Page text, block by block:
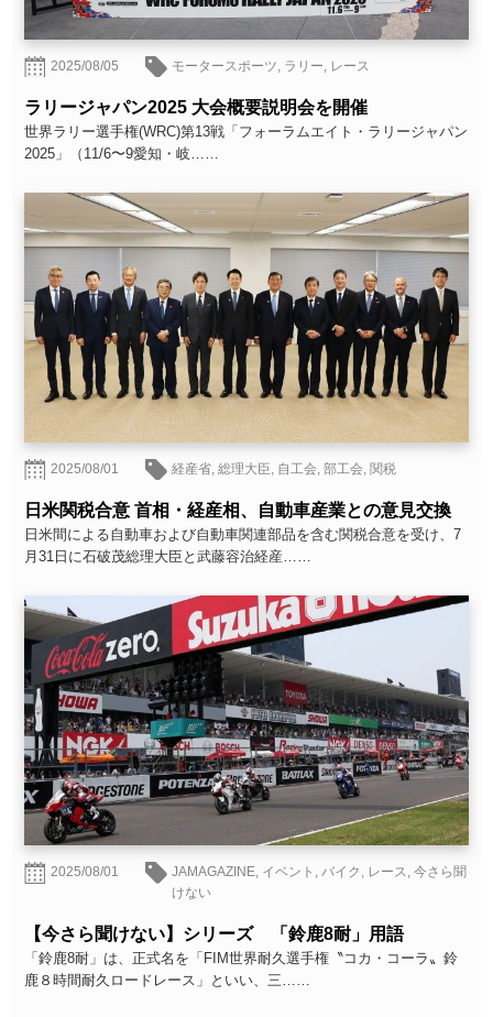
2025/08/05 モータースポーツ, ラリー, レース
ラリージャパン2025 大会概要説明会を開催
世界ラリー選手権(WRC)第13戦「フォーラムエイト・ラリージャパン
2025」（11/6〜9愛知・岐……
2025/08/01 経産省,総理大臣, 自工会,部工会, 関税
日米関税合意 首相・経産相、自動車産業との意見交換
日米間による自動車および自動車関連部品を含む関税合意を受け、7
月31日に石破茂総理大臣と武藤容治経産……
2025/08/01 JAMAGAZINE, イベント ,バイク , レース,今さら聞
けない
【今さら聞けない】シリーズ 「鈴鹿8耐」用語
「鈴鹿8耐」は、正式名を「FIM世界耐久選手権〝コカ・コーラ〟鈴
鹿８時間耐久ロードレース」といい、三……